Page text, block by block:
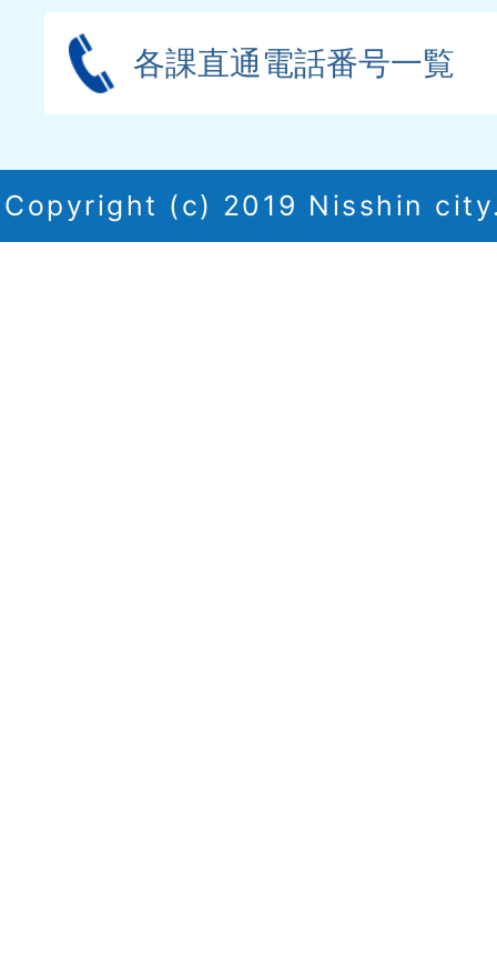
各課直通電話番号一覧
Copyright (c) 2019 Nisshin